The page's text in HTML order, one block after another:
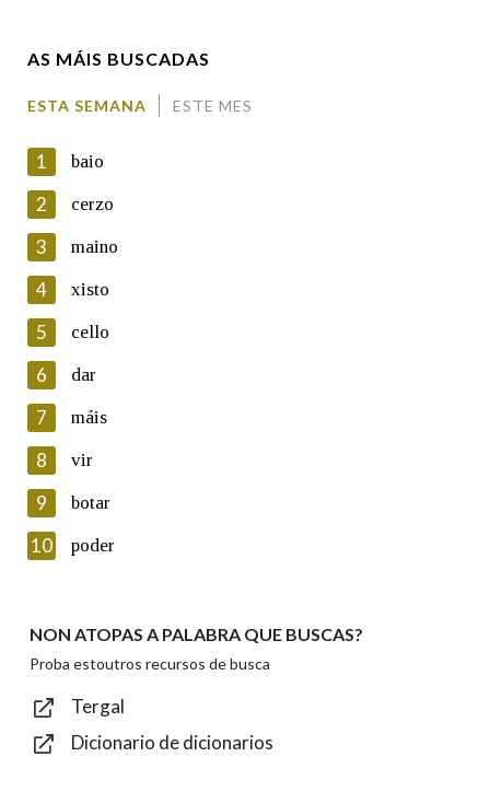
En cumprimento da normativa vixente en materia de
Protección de Datos de Carácter Persoal, a Real Academia
Galega informa a aqueles usuarios que faciliten o seu correo
electrónico, así como calquera outra información de carácter
persoal, que estes datos serán obxecto de tratamento
automatizado de carácter confidencial e incorporados aos seus
ficheiros informáticos. Así mesmo, os usuarios poderán exercer o
seu dereito de acceso, rectificación, oposición e cancelación dos
seus datos poñéndose en contacto connosco.
Lin e acepto as condicións da política de
Introduce o código que aparece na imaxe:
Texto de verificación
AS MÁIS BUSCADAS
ESTA SEMANA ESTE MES
1 baio
2 cerzo
3 maino
4 xisto
5 cello
6 dar
7 máis
8 vir
9 botar
10 poder
NON ATOPAS A PALABRA QUE BUSCAS?
Proba estoutros recursos de busca
Tergal
Dicionario de dicionarios